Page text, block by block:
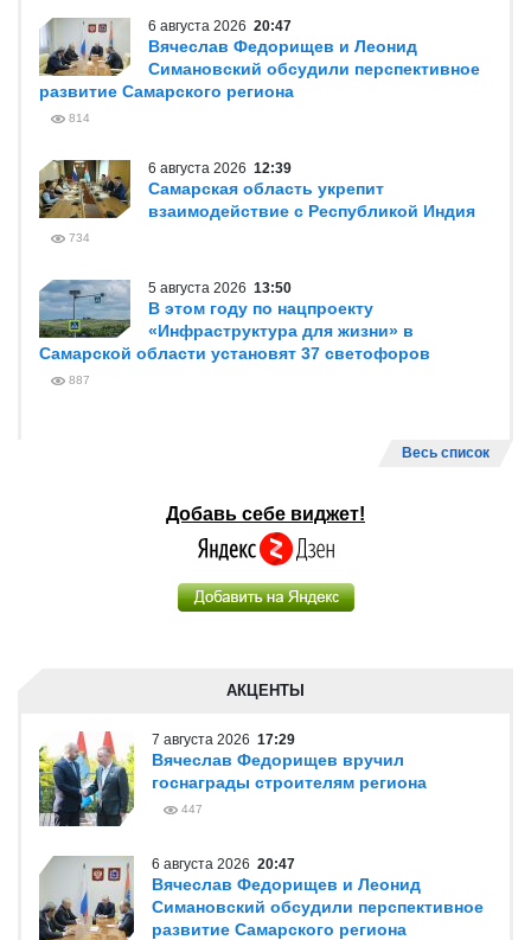
6 августа 2026 20:47
Вячеслав Федорищев и Леонид
Симановский обсудили перспективное
развитие Самарского региона
814
6 августа 2026 12:39
Самарская область укрепит
взаимодействие с Республикой Индия
734
5 августа 2026 13:50
В этом году по нацпроекту
«Инфраструктура для жизни» в
Самарской области установят 37 светофоров
887
Весь список
Добавь себе виджет!
АКЦЕНТЫ
7 августа 2026 17:29
Вячеслав Федорищев вручил
госнаграды строителям региона
447
6 августа 2026 20:47
Вячеслав Федорищев и Леонид
Симановский обсудили перспективное
развитие Самарского региона